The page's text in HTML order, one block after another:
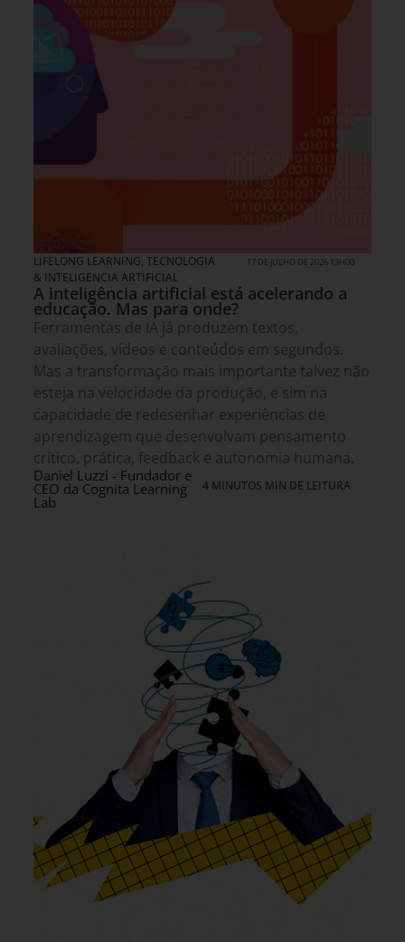
LIFELONG LEARNING, TECNOLOGIA
& INTELIGENCIA ARTIFICIAL
17 DE JULHO DE 2026 13H00
A inteligência artificial está acelerando a
educação. Mas para onde?
Ferramentas de IA já produzem textos,
avaliações, vídeos e conteúdos em segundos.
Mas a transformação mais importante talvez não
esteja na velocidade da produção, e sim na
capacidade de redesenhar experiências de
aprendizagem que desenvolvam pensamento
crítico, prática, feedback e autonomia humana.
Daniel Luzzi - Fundador e
CEO da Cognita Learning
Lab
4 MINUTOS MIN DE LEITURA